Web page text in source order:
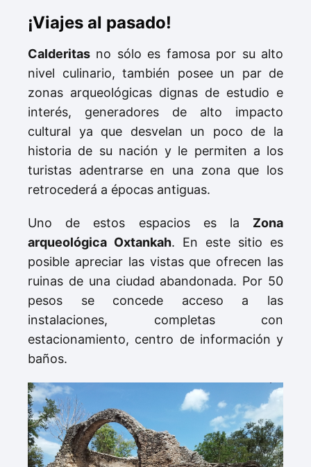
¡Viajes al pasado!
Calderitas no sólo es famosa por su alto
nivel culinario, también posee un par de
zonas arqueológicas dignas de estudio e
interés, generadores de alto impacto
cultural ya que desvelan un poco de la
historia de su nación y le permiten a los
turistas adentrarse en una zona que los
retrocederá a épocas antiguas.
Uno de estos espacios es la Zona
arqueológica Oxtankah. En este sitio es
posible apreciar las vistas que ofrecen las
ruinas de una ciudad abandonada. Por 50
pesos se concede acceso a las
instalaciones, completas con
estacionamiento, centro de información y
baños.